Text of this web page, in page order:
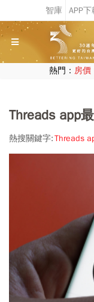
熱門： 房價
Threads app
熱搜關鍵字:Threads